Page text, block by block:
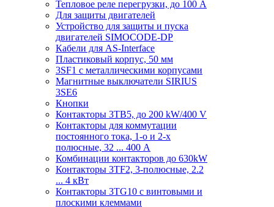
Тепловое реле перегрузки, до 100 A
Для защиты двигателей
Устройство для защиты и пуска
двигателей SIMOCODE-DP
Кабели для AS-Interface
Пластиковый корпус, 50 мм
3SF1 с металлическими корпусами
Магнитные выключатели SIRIUS
3SE6
Кнопки
Контакторы 3TB5, до 200 kW/400 V
Контакторы для коммутации
постоянного тока, 1-о и 2-х
полюсные, 32 ... 400 A
Комбинации контакторов до 630kW
Контакторы 3TF2, 3-полюсные, 2.2
... 4 кВт
Контакторы 3TG10 c винтовыми и
плоскими клеммами